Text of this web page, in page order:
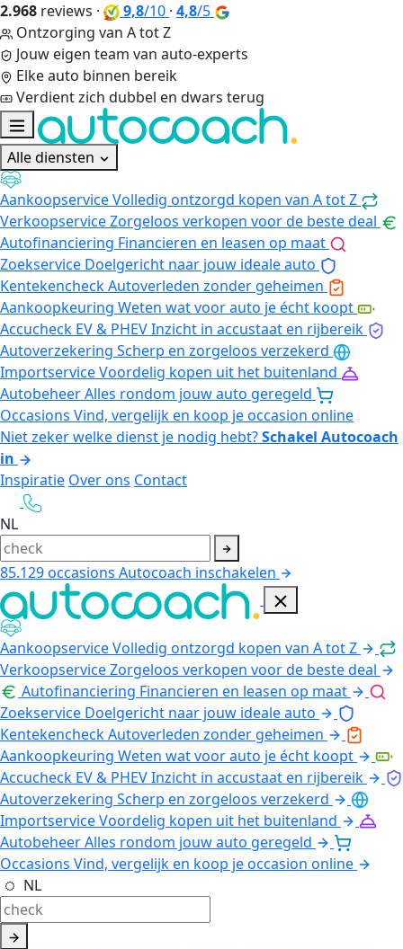
2.968 reviews · 9,8/10 · 4,8/5
Ontzorging van A tot Z
Jouw eigen team van auto-experts
Elke auto binnen bereik
Verdient zich dubbel en dwars terug
Alle diensten
AankoopserviceVolledig ontzorgd kopen van A tot Z
VerkoopserviceZorgeloos verkopen voor de beste deal
Autofinanciering Financieren en leasen op maat
Zoekservice Doelgericht naar jouw ideale auto
KentekencheckAutoverleden zonder geheimen
Aankoopkeuring Weten wat voor auto je écht koopt
Accucheck EV & PHEVInzicht in accustaat en rijbereik
Autoverzekering Scherp en zorgeloos verzekerd
ImportserviceVoordelig kopen uit het buitenland
AutobeheerAlles rondom jouw auto geregeld
Occasions Vind, vergelijk en koop je occasion online
Niet zeker welke dienst je nodig hebt?Schakel Autocoach
in
Inspiratie Over ons Contact
NL
85.129occasions Autocoach inschakelen
AankoopserviceVolledig ontzorgd kopen van A tot Z
VerkoopserviceZorgeloos verkopen voor de beste deal
Autofinanciering Financieren en leasen op maat
Zoekservice Doelgericht naar jouw ideale auto
KentekencheckAutoverleden zonder geheimen
Aankoopkeuring Weten wat voor auto je écht koopt
Accucheck EV & PHEVInzicht in accustaat en rijbereik
Autoverzekering Scherp en zorgeloos verzekerd
ImportserviceVoordelig kopen uit het buitenland
AutobeheerAlles rondom jouw auto geregeld
Occasions Vind, vergelijk en koop je occasion online
NL